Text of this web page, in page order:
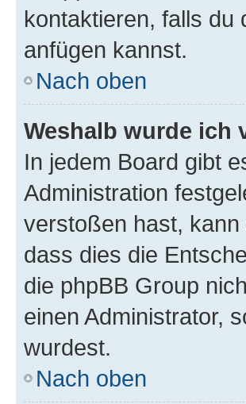
kontaktieren, falls du
anfügen kannst.
Nach oben
Weshalb wurde ich
In jedem Board gibt
Administration
verstoßen hast,
dass dies die
die phpBB Group
einen Administrator,
wurdest.
Nach oben